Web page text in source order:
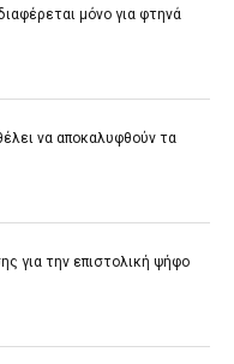
μόνο για φτηνά
να αποκαλυφθούν τα
για την επιστολική ψήφο